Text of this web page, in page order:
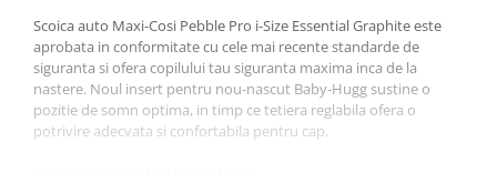
Scoica auto Maxi-Cosi Pebble Pro i-Size Essential Graphite este
aprobata in conformitate cu cele mai recente standarde de
siguranta si ofera copilului tau siguranta maxima inca de la
nastere. Noul insert pentru nou-nascut Baby-Hugg sustine o
pozitie de somn optima, in timp ce tetiera reglabila ofera o
potrivire adecvata si confortabila pentru cap.